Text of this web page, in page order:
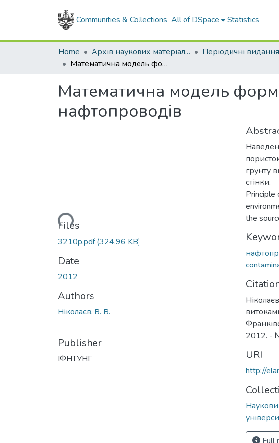
Communities & Collections All of DSpace Statistics
Home Архів наукових матеріалів
Математична модель формування ареалу забруднень витоками нафтопроводів
Математична модель
нафтопроводів
Loading...
Files
3210p.pdf(324.96 KB)
Date
2012
Authors
Ніколаєв, В. В.
Publisher
ІФНТУНГ
грунту
стінки.
Principle
the
2012. -
URI
http://
Full